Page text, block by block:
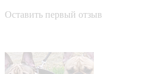
Оставить первый отзыв